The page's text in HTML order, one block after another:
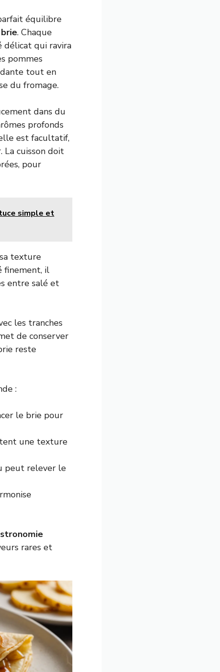
équilibre
brie. Chaque
délicat qui ravira
pommes
tout en
du fromage.
dans du
profonds
est facultatif,
cuisson doit
pour
simple et
texture
finement, il
entre salé et
les tranches
de conserver
reste
:
le brie pour
une texture
peut relever le
rares et